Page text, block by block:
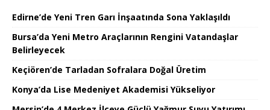
Edirne’de Yeni Tren Garı İnşaatında Sona Yaklaşıldı
Bursa’da Yeni Metro Araçlarının Rengini Vatandaşlar
Belirleyecek
Keçiören’de Tarladan Sofralara Doğal Üretim
Konya’da Lise Medeniyet Akademisi Yükseliyor